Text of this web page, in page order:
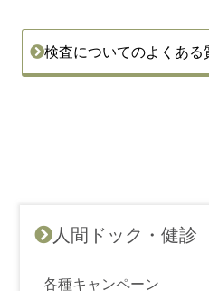
検査についてのよくある
人間ドック・健診
各種キャンペーン